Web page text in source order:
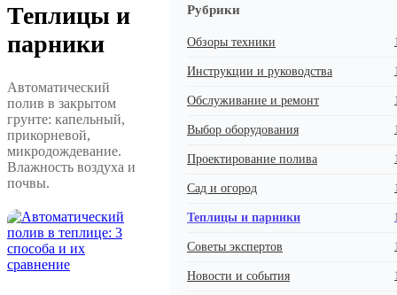
Теплицы и
парники
Автоматический
полив в закрытом
грунте: капельный,
прикорневой,
микродождевание.
Влажность воздуха и
почвы.
Рубрики
Обзоры техники
Инструкции и руководства
Обслуживание и ремонт
Выбор оборудования
Проектирование полива
Сад и огород
Теплицы и парники
Советы экспертов
Новости и события